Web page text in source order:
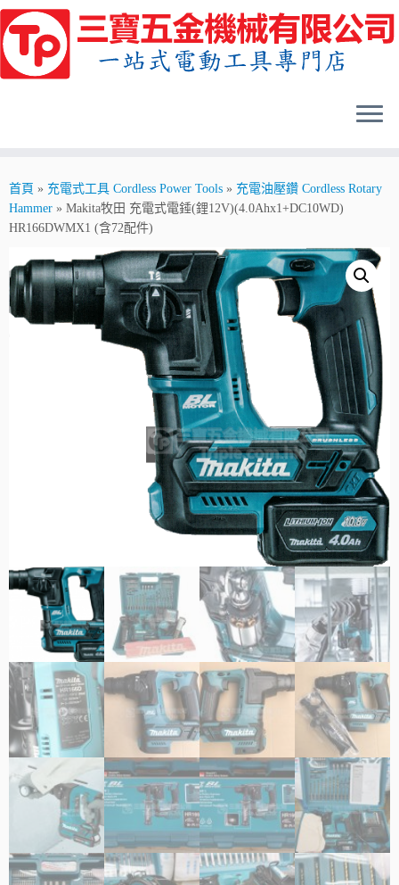
Skip
to
content
首頁 » 充電式工具 Cordless Power Tools » 充電油壓鑽 Cordless Rotary
Hammer » Makita牧田 充電式電錘(鋰12V)(4.0Ahx1+DC10WD)
HR166DWMX1 (含72配件)